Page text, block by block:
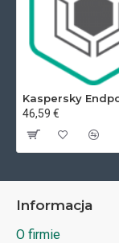
46,59 €
Informacja
O firmie